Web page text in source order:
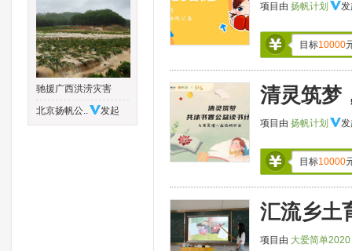
驰援广西洪涝灾害
北京扬帆公..
发起
项目由 扬帆计划
目标10000
清灵筑梦
项目由 扬帆计划
目标10000
汇流乡土
项目由 大爱简单2020